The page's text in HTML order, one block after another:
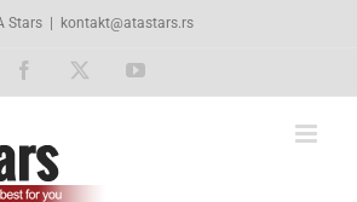
Stars kontakt@atastars.rs
Facebook YouTube